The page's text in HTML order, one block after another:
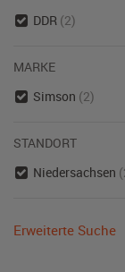
DDR (2)
MARKE
Simson (2)
STANDORT
Niedersachsen
Erweiterte Suche